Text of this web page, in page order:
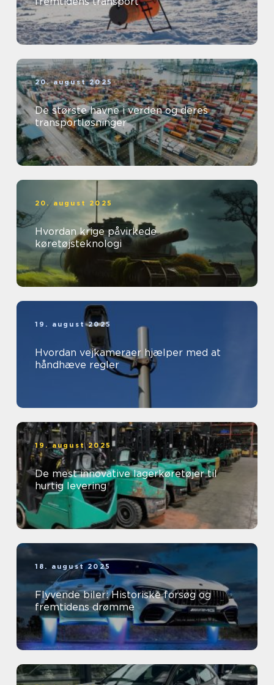
20. august 2025
De største havne i verden og deres
transportløsninger
20. august 2025
Hvordan krige påvirkede
køretøjsteknologi
19. august 2025
Hvordan vejkameraer hjælper med at
håndhæve regler
19. august 2025
De mest innovative lagerkøretøjer til
hurtig levering
18. august 2025
Flyvende biler: Historiske forsøg og
fremtidens drømme